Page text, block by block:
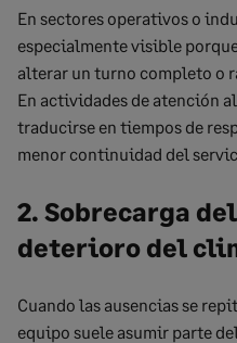
En sectores operativos o
especialmente visible
alterar un turno completo o
En actividades de atención
traducirse en tiempos de
menor continuidad del
2. Sobrecarga
deterioro del
Cuando las ausencias se
equipo suele asumir parte